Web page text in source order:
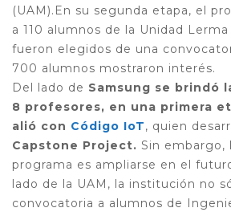
(UAM).En su segunda etapa, el
a 110 alumnos de la Unidad
fueron elegidos de una
700 alumnos mostraron interés.
Del lado de Samsung se brindó
8 profesores, en una primera
alió con Código IoT, quien
Capstone Project. Sin embargo,
programa es ampliarse en el
lado de la UAM, la institución no
convocatoria a alumnos de